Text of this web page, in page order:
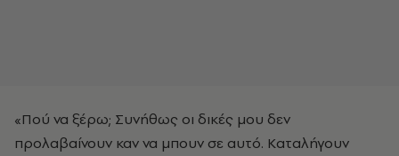
«Πού να ξέρω; Συνήθως οι δικές μου δεν
προλαβαίνουν καν να μπουν σε αυτό. Kαταλήγουν